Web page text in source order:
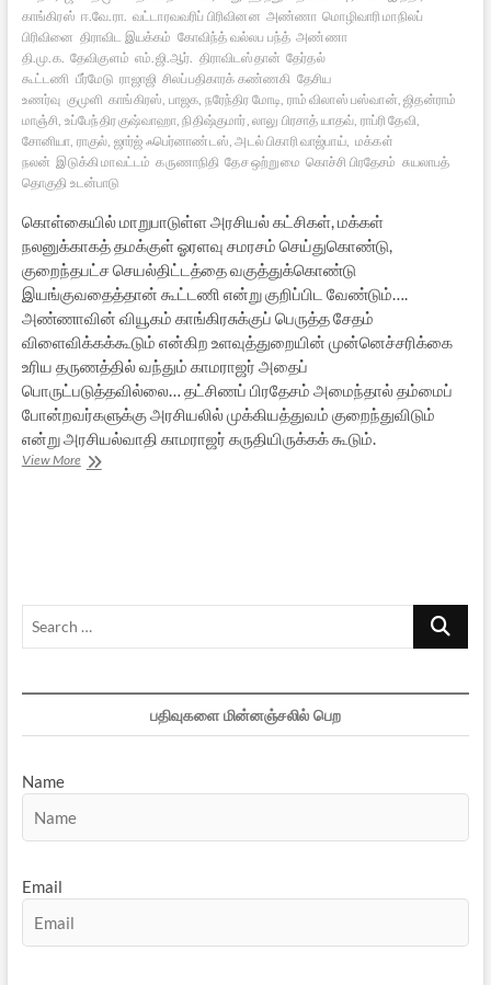
காங்கிரஸ் ஈ.வே.ரா. வட்டாரவவரிப் பிரிவினன அண்ணா மொழிவாரி மாநிலப்
பிரிவினை திராவிட இயக்கம் கோவிந்த் வல்லப பந்த் அண்ணா
தி.மு.க. தேவிகுளம் எம்.ஜி.ஆர். திராவிடஸ்தான் தேர்தல்
கூட்டணி பீர்மேடு ராஜாஜி சிலப்பதிகாரக் கண்ணகி தேசிய
உணர்வு குமுளி காங்கிரஸ், பாஜக, நரேந்திர மோடி, ராம் விலாஸ் பஸ்வான், ஜிதன்ராம்
மாஞ்சி, உப்பேந்திர குஷ்வாஹா, நிதிஷ்குமார், லாலு பிரசாத் யாதவ், ராப்ரி தேவி,
சோனியா, ராகுல், ஜார்ஜ் ஃபெர்னாண்டஸ், அடல் பிகாரி வாஜ்பாய், மக்கள்
நலன் இடுக்கி மாவட்டம் கருணாநிதி தேச ஒற்றுமை கொச்சி பிரதேசம் சுயலாபத்
தொகுதி உடன்பாடு
கொள்கையில் மாறுபாடுள்ள அரசியல் கட்சிகள், மக்கள்
நலனுக்காகத் தமக்குள் ஓரளவு சமரசம் செய்துகொண்டு,
குறைந்தபட்ச செயல்திட்டத்தை வகுத்துக்கொண்டு
இயங்குவதைத்தான் கூட்டணி என்று குறிப்பிட வேண்டும்….
அண்ணாவின் வியூகம் காங்கிரசுக்குப் பெருத்த சேதம்
விளைவிக்கக்கூடும் என்கிற உளவுத்துறையின் முன்னெச்சரிக்கை
உரிய தருணத்தில் வந்தும் காமராஜர் அதைப்
பொருட்படுத்தவில்லை… தட்சிணப் பிரதேசம் அமைந்தால் தம்மைப்
போன்றவர்களுக்கு அரசியலில் முக்கியத்துவம் குறைந்துவிடும்
என்று அரசியல்வாதி காமராஜர் கருதியிருக்கக் கூடும்.
View Moreகாமராஜர்
Search
பதிவுகளை மின்னஞ்சலில் பெற
Name
Email